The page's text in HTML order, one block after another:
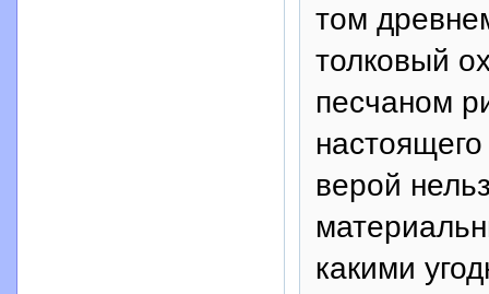
том
толковый
песчаном
верой
какими